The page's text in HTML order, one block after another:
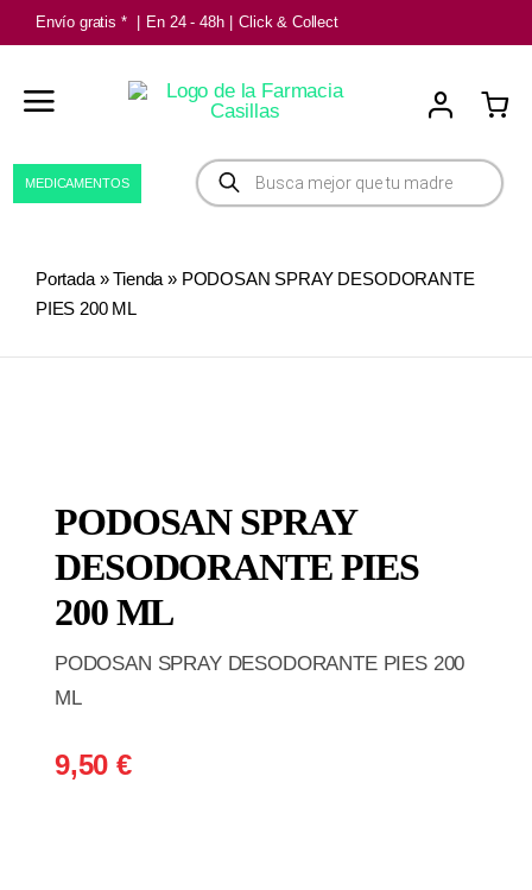
Saltar
al
contenido
Envío gratis * En 24 - 48h Click & Collect
Búsqueda
de
productos
MEDICAMENTOS
Portada»Tienda » PODOSAN SPRAY DESODORANTE
PIES 200 ML
PODOSAN SPRAY
DESODORANTE PIES
200 ML
PODOSAN SPRAY DESODORANTE PIES 200
ML
9,50 €